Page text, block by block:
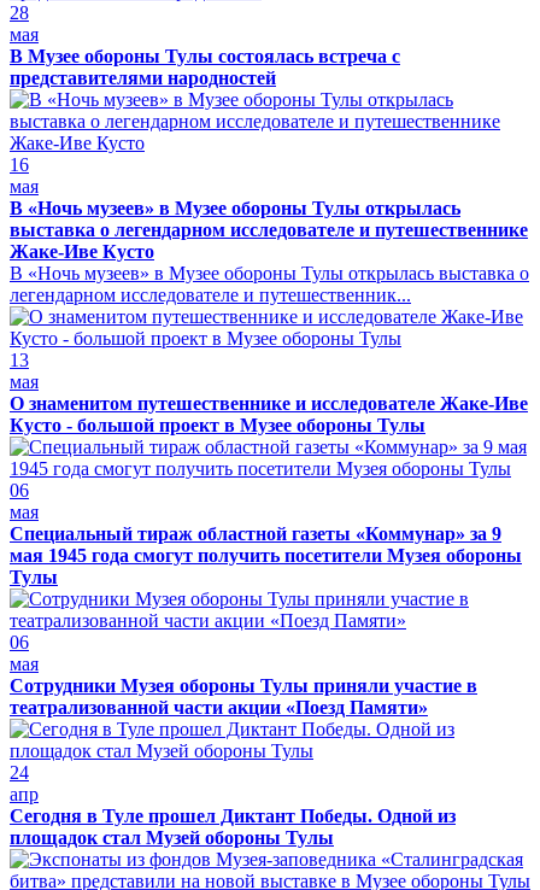
28
мая
В Музее обороны Тулы состоялась встреча с
представителями народностей
16
мая
В «Ночь музеев» в Музее обороны Тулы открылась
выставка о легендарном исследователе и путешественнике
Жаке-Иве Кусто
В «Ночь музеев» в Музее обороны Тулы открылась выставка о
легендарном исследователе и путешественник...
13
мая
О знаменитом путешественнике и исследователе Жаке-Иве
Кусто - большой проект в Музее обороны Тулы
06
мая
Специальный тираж областной газеты «Коммунар» за 9
мая 1945 года смогут получить посетители Музея обороны
Тулы
06
мая
Сотрудники Музея обороны Тулы приняли участие в
театрализованной части акции «Поезд Памяти»
24
апр
Сегодня в Туле прошел Диктант Победы. Одной из
площадок стал Музей обороны Тулы